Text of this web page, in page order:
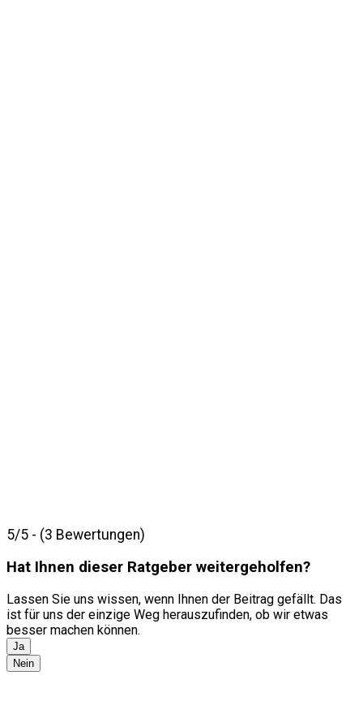
5/5 - (3 Bewertungen)
Hat Ihnen dieser Ratgeber weitergeholfen?
Lassen Sie uns wissen, wenn Ihnen der Beitrag gefällt. Das
ist für uns der einzige Weg herauszufinden, ob wir etwas
besser machen können.
Ja
Nein